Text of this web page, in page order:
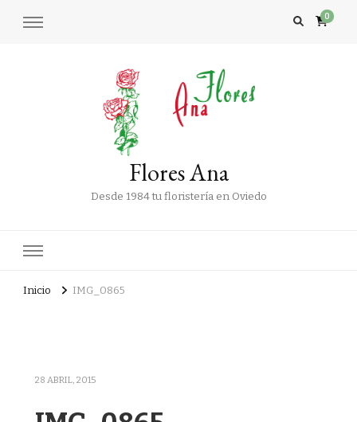
0
Flores Ana
Desde 1984 tu floristería en Oviedo
Inicio IMG_0865
28 ABRIL, 2015